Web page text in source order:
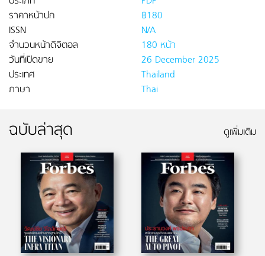
ราคาหน้าปก
฿180
ISSN
N/A
จำนวนหน้าดิจิตอล
180 หน้า
วันที่เปิดขาย
26 December 2025
ประเทศ
Thailand
ภาษา
Thai
ฉบับล่าสุด ดูเพิ่มเติม